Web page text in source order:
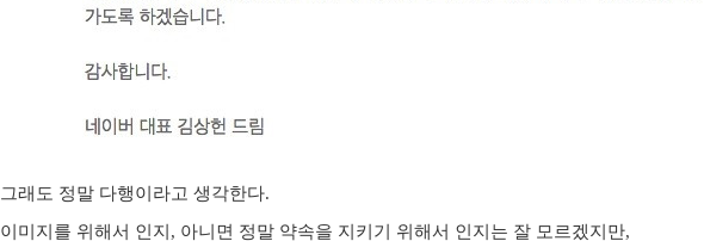
그래도 정말 다행이라고 생각한다.
이미지를 위해서 인지, 아니면 정말 약속을 지키기 위해서 인지는 잘 모르겠지만,